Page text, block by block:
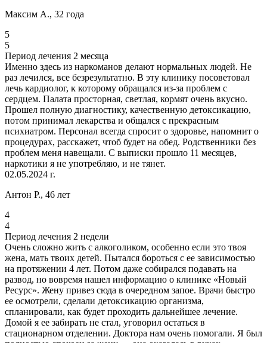
Максим А., 32 года
5
5
Период лечения 2 месяца
Именно здесь из наркоманов делают нормальных людей. Не
раз лечился, все безрезультатно. В эту клинику посоветовал
лечь кардиолог, к которому обращался из-за проблем с
сердцем. Палата просторная, светлая, кормят очень вкусно.
Прошел полную диагностику, качественную детоксикацию,
потом принимал лекарства и общался с прекрасным
психиатром. Персонал всегда спросит о здоровье, напомнит о
процедурах, расскажет, чтоб будет на обед. Родственники без
проблем меня навещали. С выписки прошло 11 месяцев,
наркотики я не употребляю, и не тянет.
02.05.2024 г.
Антон Р., 46 лет
4
4
Период лечения 2 недели
Очень сложно жить с алкоголиком, особенно если это твоя
жена, мать твоих детей. Пытался бороться с ее зависимостью
на протяжении 4 лет. Потом даже собирался подавать на
развод, но вовремя нашел информацию о клинике «Новый
Ресурс». Жену привез сюда в очередном запое. Врачи быстро
ее осмотрели, сделали детоксикацию организма,
спланировали, как будет проходить дальнейшее лечение.
Домой я ее забирать не стал, уговорил остаться в
стационарном отделении. Доктора нам очень помогали. Я был